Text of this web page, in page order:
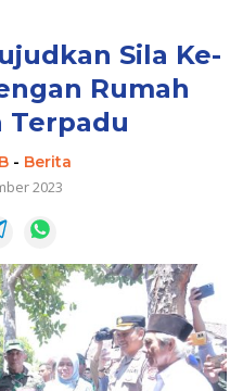
Sila Ke-
Rumah
Terpadu
- Berita
2023